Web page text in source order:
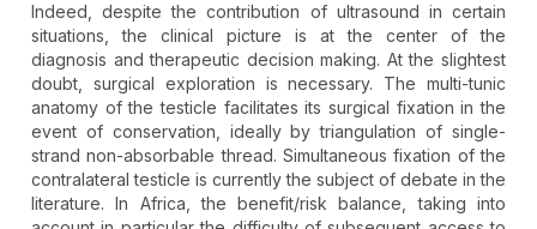
Indeed, despite the contribution of ultrasound in certain
situations, the clinical picture is at the center of the
diagnosis and therapeutic decision making. At the slightest
doubt, surgical exploration is necessary. The multi-tunic
anatomy of the testicle facilitates its surgical fixation in the
event of conservation, ideally by triangulation of single-
strand non-absorbable thread. Simultaneous fixation of the
contralateral testicle is currently the subject of debate in the
literature. In Africa, the benefit/risk balance, taking into